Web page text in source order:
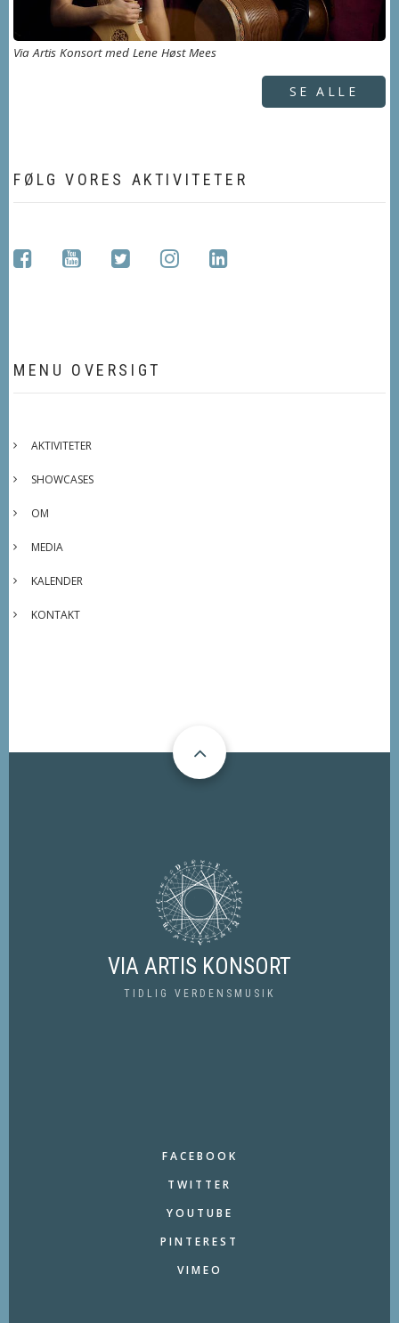
Via Artis Konsort med Lene Høst Mees
SE ALLE
FØLG VORES AKTIVITETER
facebookyoutubetwitterinstagramlinkedin
MENU OVERSIGT
AKTIVITETER
SHOWCASES
OM
MEDIA
KALENDER
KONTAKT
VIA ARTIS KONSORT
TIDLIG VERDENSMUSIK
FACEBOOK
TWITTER
YOUTUBE
PINTEREST
VIMEO